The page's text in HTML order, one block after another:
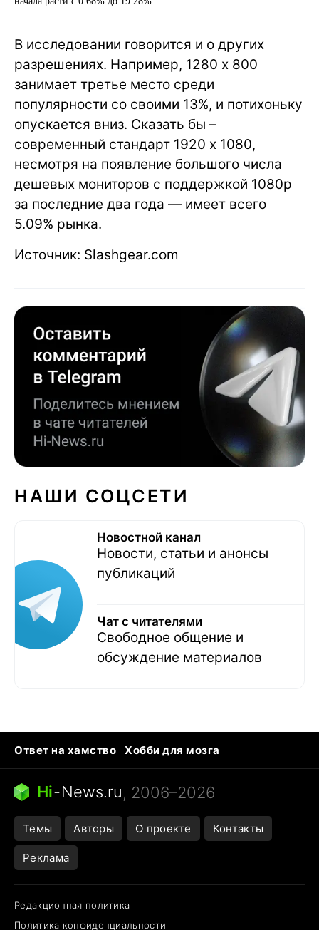
В исследовании говорится и о других
разрешениях. Например, 1280 x 800
занимает третье место среди
популярности со своими 13%, и потихоньку
опускается вниз. Сказать бы –
современный стандарт 1920 x 1080,
несмотря на появление большого числа
дешевых мониторов с поддержкой 1080p
за последние два года — имеет всего
5.09% рынка.
Источник: Slashgear.com
НАШИ СОЦСЕТИ
Новостной канал
Новости, статьи и анонсы
публикаций
Чат с читателями
Свободное общение и
обсуждение материалов
Ответ на хамство
Хобби для мозга
Бензин 100 и 95
Тунцы в океанариуме
Следующая пандемия
Hi-News.ru, 2006–2026
Темы Авторы О проекте Контакты
Реклама
Редакционная политика
Политика конфиденциальности